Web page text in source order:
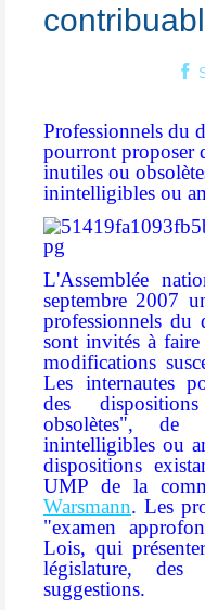
Professionnels du
pourront proposer
inutiles ou
inintelligibles ou
L'Assemblée
septembre 2007
professionnels du
sont invités à faire
modifications
Les internautes
des
obsolètes", de
inintelligibles ou
dispositions
UMP de la
Warsmann. Les
"examen
Lois, qui
législature,
suggestions.